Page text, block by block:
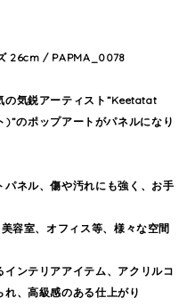
26cm / PAPMA_0078
の気鋭アーティスト”Keetatat
のポップアートがパネルになり
パネル、傷や汚れにも強く、お手
容室、オフィス等、様々な空間
インテリアアイテム、アクリルコ
、高級感のある仕上がり